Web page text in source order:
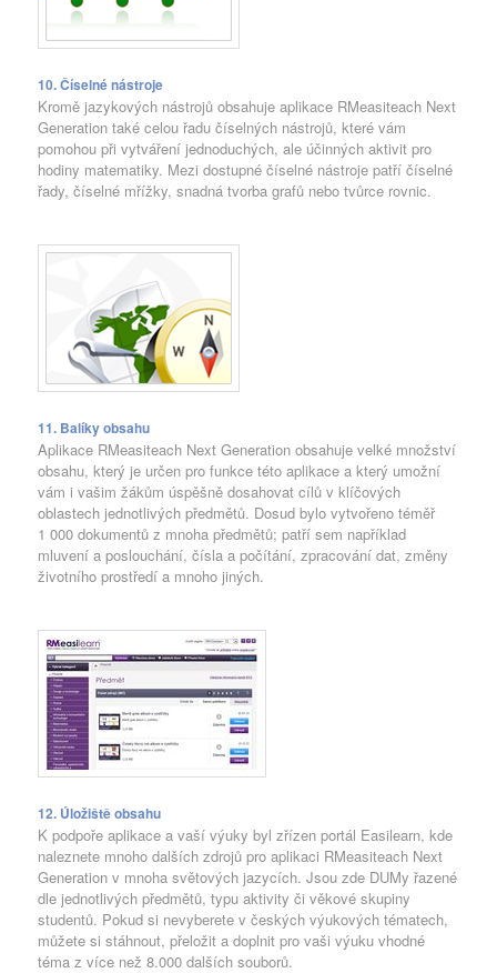
10. Číselné nástroje
Kromě jazykových nástrojů obsahuje aplikace RMeasiteach Next
Generation také celou řadu číselných nástrojů, které vám
pomohou při vytváření jednoduchých, ale účinných aktivit pro
hodiny matematiky. Mezi dostupné číselné nástroje patří číselné
řady, číselné mřížky, snadná tvorba grafů nebo tvůrce rovnic.
11. Balíky obsahu
Aplikace RMeasiteach Next Generation obsahuje velké množství
obsahu, který je určen pro funkce této aplikace a který umožní
vám i vašim žákům úspěšně dosahovat cílů v klíčových
oblastech jednotlivých předmětů. Dosud bylo vytvořeno téměř
1 000 dokumentů z mnoha předmětů; patří sem například
mluvení a poslouchání, čísla a počítání, zpracování dat, změny
životního prostředí a mnoho jiných.
12. Úložiště obsahu
K podpoře aplikace a vaší výuky byl zřízen portál Easilearn, kde
naleznete mnoho dalších zdrojů pro aplikaci RMeasiteach Next
Generation v mnoha světových jazycích. Jsou zde DUMy řazené
dle jednotlivých předmětů, typu aktivity či věkové skupiny
studentů. Pokud si nevyberete v českých výukových tématech,
můžete si stáhnout, přeložit a doplnit pro vaši výuku vhodné
téma z více než 8.000 dalších souborů.